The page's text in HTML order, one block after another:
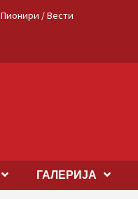
Пионири / Вести
ГАЛЕРИЈА